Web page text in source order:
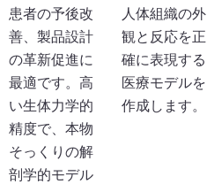
患者の予後改
善、製品設計
の革新促進に
最適です。高
い生体力学的
精度で、本物
そっくりの解
剖学的モデル
人体組織の外
観と反応を正
確に表現する
医療モデルを
作成します。